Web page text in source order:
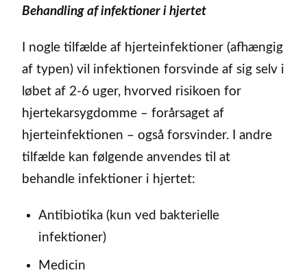
Behandling af infektioner i hjertet
I nogle tilfælde af hjerteinfektioner (afhængig
af typen) vil infektionen forsvinde af sig selv i
løbet af 2-6 uger, hvorved risikoen for
hjertekarsygdomme – forårsaget af
hjerteinfektionen – også forsvinder. I andre
tilfælde kan følgende anvendes til at
behandle infektioner i hjertet:
Antibiotika (kun ved bakterielle
infektioner)
Medicin